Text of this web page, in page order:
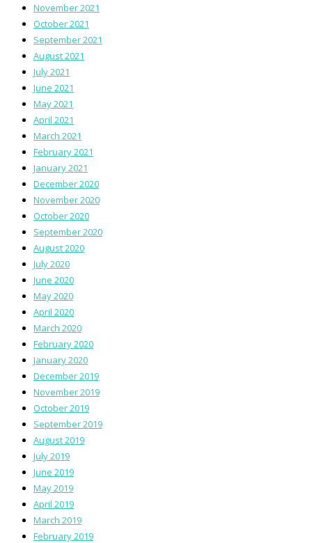
November 2021
October 2021
September 2021
August 2021
July 2021
June 2021
May 2021
April 2021
March 2021
February 2021
January 2021
December 2020
November 2020
October 2020
September 2020
August 2020
July 2020
June 2020
May 2020
April 2020
March 2020
February 2020
January 2020
December 2019
November 2019
October 2019
September 2019
August 2019
July 2019
June 2019
May 2019
April 2019
March 2019
February 2019